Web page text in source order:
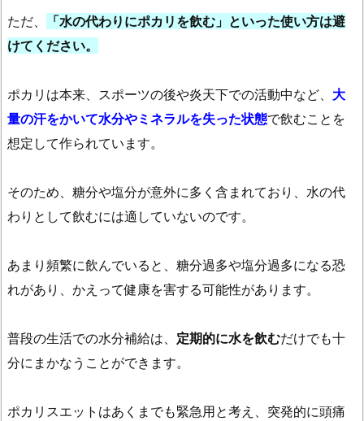
ただ、
「水の代わりにポカリを飲む」といった使い方は避
けてください。
ポカリは本来、スポーツの後や炎天下での活動中など、 大
量の汗をかいて水分やミネラルを失った状態で飲むことを
想定して作られています。
そのため、糖分や塩分が意外に多く含まれており、水の代
わりとして飲むには適していないのです。
あまり頻繁に飲んでいると、糖分過多や塩分過多になる恐
れがあり、かえって健康を害する可能性があります。
普段の生活での水分補給は、 定期的に水を飲むだけでも十
分にまかなうことができます。
ポカリスエットはあくまでも緊急用と考え、突発的に頭痛